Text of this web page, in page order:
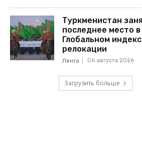
Туркменистан
последнее место
Глобальном
релокации
Лента 06 августа 2026
Загрузить больше